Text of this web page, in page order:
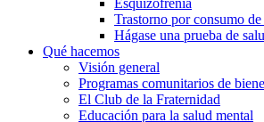
Esquizofrenia
Trastorno por consumo de
Hágase una prueba de
Qué hacemos
Visión general
Programas comunitarios de
El Club de la Fraternidad
Educación para la salud mental